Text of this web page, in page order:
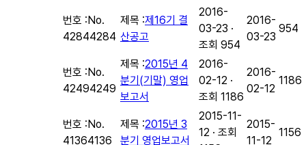
번호 :No.
42844284
제목 :제16기 결
산공고
2016-
03-23 ·
조회 954
2016-
03-23
954
번호 :No.
42494249
제목 :2015년 4
분기(기말) 영업
보고서
2016-
02-12 ·
조회 1186
2016-
02-12
1186
번호 :No.
41364136
제목 :2015년 3
분기 영업보고서
2015-11-
12 · 조회
2015-
11-12
1156